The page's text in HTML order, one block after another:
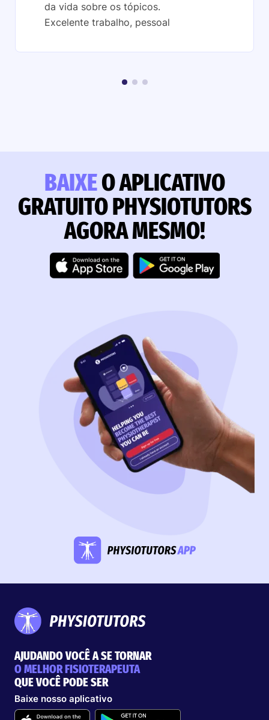
da vida sobre os tópicos.
Excelente trabalho, pessoal
BAIXEO APLICATIVO
GRATUITO PHYSIOTUTORS
AGORA MESMO!
AJUDANDO VOCÊ A SE TORNAR
O MELHOR FISIOTERAPEUTA
QUE VOCÊ PODE SER
Baixe nosso aplicativo